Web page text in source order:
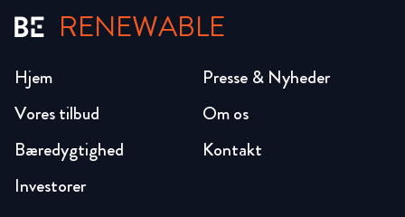
RENEWABLE
Hjem
Vores tilbud
Bæredygtighed
Investorer
Presse & Nyheder
Om os
Kontakt